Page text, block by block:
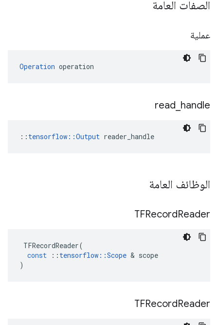
الصفات العامة
عملية
Operation operation
read handle
:: tensorflow::Output reader_handle
الوظائف العامة
TFRecordReader
TFRecordReader(
const
:: tensorflow ::Scope & scope
)
TFRecordReader